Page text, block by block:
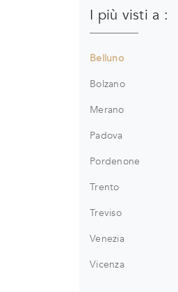
I più visti a :
Belluno
Bolzano
Merano
Padova
Pordenone
Trento
Treviso
Venezia
Vicenza